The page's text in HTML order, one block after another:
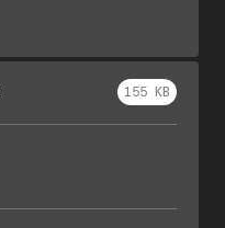
155 KB